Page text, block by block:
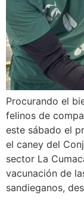
Procurando el
felinos de
este sábado el
el caney del
sector La
vacunación de
sandieganos,